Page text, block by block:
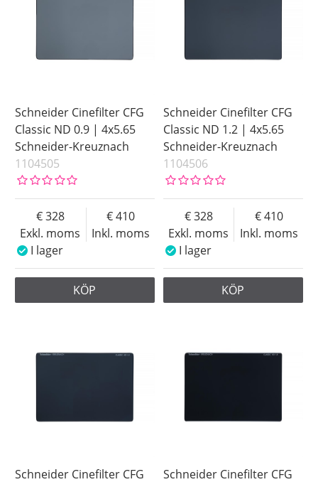
Schneider Cinefilter CFG
Classic ND 0.9 | 4x5.65
Schneider-Kreuznach
1104505
Exkl. moms
328
Inkl. moms
410
I lager
KÖP
Schneider Cinefilter CFG
Classic ND 1.2 | 4x5.65
Schneider-Kreuznach
1104506
Exkl. moms
328
Inkl. moms
410
I lager
KÖP
Schneider Cinefilter CFG Schneider Cinefilter CFG